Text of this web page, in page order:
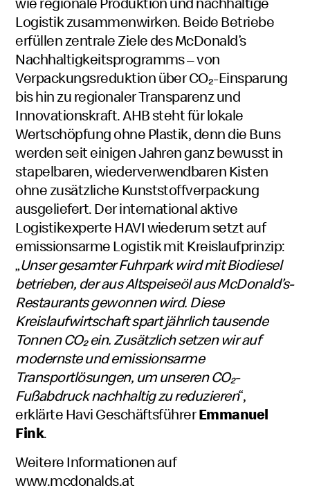
Logistik zusammenwirken. Beide Betriebe
erfüllen zentrale Ziele des McDonald’s
Nachhaltigkeitsprogramms – von
Verpackungsreduktion über CO₂-Einsparung
bis hin zu regionaler Transparenz und
Innovationskraft. AHB steht für lokale
Wertschöpfung ohne Plastik, denn die Buns
werden seit einigen Jahren ganz bewusst in
stapelbaren, wiederverwendbaren Kisten
ohne zusätzliche Kunststoffverpackung
ausgeliefert. Der international aktive
Logistikexperte HAVI wiederum setzt auf
emissionsarme Logistik mit Kreislaufprinzip:
„Unser gesamter Fuhrpark wird mit Biodiesel
betrieben, der aus Altspeiseöl aus McDonald’s-
Restaurants gewonnen wird. Diese
Kreislaufwirtschaft spart jährlich tausende
Tonnen CO₂ ein. Zusätzlich setzen wir auf
modernste und emissionsarme
Transportlösungen, um unseren CO₂-
Fußabdruck nachhaltig zu reduzieren“,
erklärte Havi GeschäftsführerEmmanuel
Fink.
Weitere Informationen auf
www.mcdonalds.at